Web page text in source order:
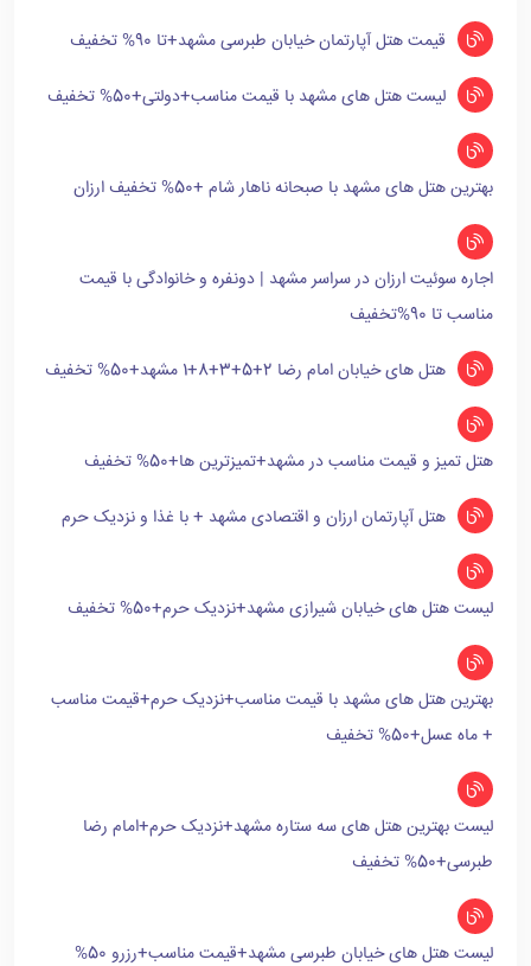
قیمت هتل آپارتمان خیابان طبرسی مشهد+تا 90% تخفیف
لیست هتل های مشهد با قیمت مناسب+دولتی+50% تخفیف
بهترین هتل های مشهد با صبحانه ناهار شام +50% تخفیف ارزان
اجاره سوئیت ارزان در سراسر مشهد | دونفره و خانوادگی با قیمت
مناسب تا 90%تخفیف
هتل های خیابان امام رضا 2+5+3+8+1 مشهد+50% تخفیف
هتل تمیز و قیمت مناسب در مشهد+تمیزترین ها+50% تخفیف
هتل آپارتمان ارزان و اقتصادی مشهد + با غذا و نزدیک حرم
لیست هتل های خیابان شیرازی مشهد+نزدیک حرم+50% تخفیف
بهترین هتل های مشهد با قیمت مناسب+نزدیک حرم+قیمت مناسب
+ ماه عسل+50% تخفیف
لیست بهترین هتل های سه ستاره مشهد+نزدیک حرم+امام رضا
طبرسی+50% تخفیف
لیست هتل های خیابان طبرسی مشهد+قیمت مناسب+رزرو 50%